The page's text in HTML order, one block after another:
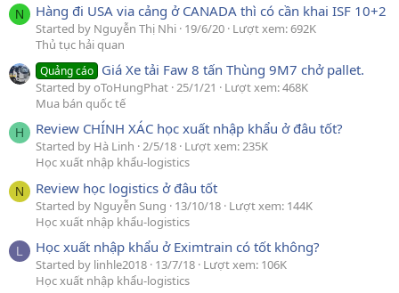
N Hàng đi USA via cảng ở CANADA thì có cần khai ISF 10+2
Started by Nguyễn Thị Nhi 19/6/20 Lượt xem: 692K
Thủ tục hải quan
Quảng cáo Giá Xe tải Faw 8 tấn Thùng 9M7 chở pallet.
Started by oToHungPhat 25/1/21
Lượt xem: 468K
Mua bán quốc tế
H Review CHÍNH XÁC học xuất nhập khẩu ở đâu tốt?
Started by Hà Linh 2/5/18 Lượt xem: 235K
Học xuất nhập khẩu-logistics
N Review học logistics ở đâu tốt
Started by Nguyễn Sung 13/10/18 Lượt xem: 144K
Học xuất nhập khẩu-logistics
L Học xuất nhập khẩu ở Eximtrain có tốt không?
Started by linhle2018 13/7/18 Lượt xem: 106K
Học xuất nhập khẩu-logistics